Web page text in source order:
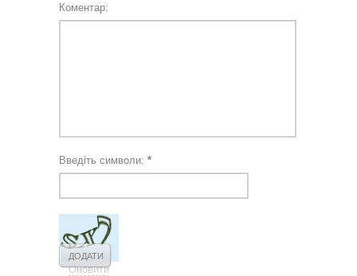
Коментар:
Введіть символи: *
Оновити